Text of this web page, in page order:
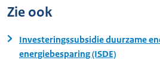
Zie ook
Investeringssubsidie duurzame
energiebesparing (ISDE)